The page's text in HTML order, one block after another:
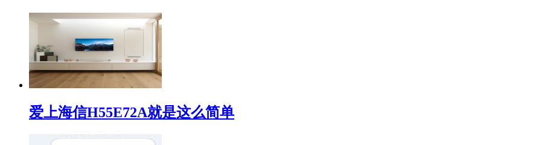
爱上海信H55E72A就是这么简单